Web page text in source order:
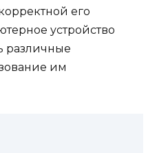
его
устройство
различные
им